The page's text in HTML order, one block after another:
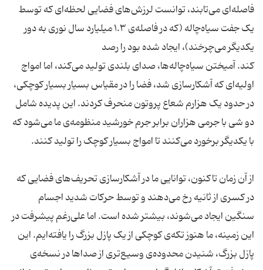
فاصله‌ای می‌تابند، توانست لرزش‌های فضایی لحظه‌ای که توسط
یک جفت سیاه‌چاله (که در فاصله‌ی ۱.۳ میلیارد سال نوری به دور
یکدیگر می‌چرخند)، ایجاد شده بود را رصد
کند. آمیختن سیاه‌چاله‌ها، صدای بلندی تولید می‌کند، اما امواج
اولیه‌ای که آشکارسازی شد، فضا را در مقیاس بسیار بسیار کوچکی،
در حدود یک هزارم شعاع پروتون منحرف کردند. این پدیده شامل
دو شی با جرمی هزاران برابر جرم خورشید منظومه‌ی ما می‌شود که
با یکدیگر برخورد می‌کنند تا امواج بسیار کوچک را تولید کنند.
از آن زمان تاکنون، توانایی ما در آشکارسازی تحریف‌های فضایی که
در کسری از ثانیه رخ می‌دهند و توسط حرکات شدید اجسام
سنگین ایجاد می‌شوند، بیشتر شده است. اما علی‌رغم پیشرفت‌ در
این زمینه، ما هنوز تکه‌ی کوچکی از یک پازل بزرگ را یافته‌ایم. این
پازل بزرگ، شنیدن محدوده‌ی وسیع‌تری از صداها در نسخه‌ی